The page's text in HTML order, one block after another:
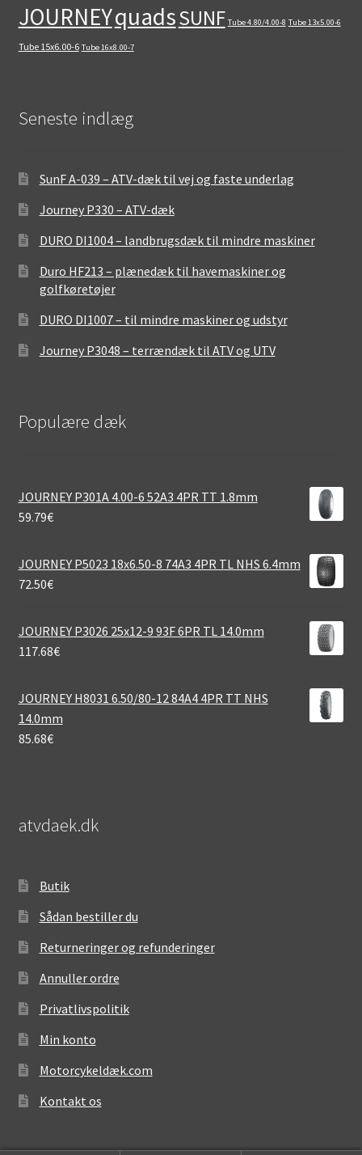
JOURNEYquadsSUNF Tube 4.80/4.00-8 Tube 13x5.00-6
Tube 15x6.00-6 Tube 16x8.00-7
Seneste indlæg
SunF A-039 – ATV-dæk til vej og faste underlag
Journey P330 – ATV-dæk
DURO DI1004 – landbrugsdæk til mindre maskiner
Duro HF213 – plænedæk til havemaskiner og
golfkøretøjer
DURO DI1007 – til mindre maskiner og udstyr
Journey P3048 – terrændæk til ATV og UTV
Populære dæk
JOURNEY P301A 4.00-6 52A3 4PR TT 1.8mm
59.79€
JOURNEY P5023 18x6.50-8 74A3 4PR TL NHS 6.4mm
72.50€
JOURNEY P3026 25x12-9 93F 6PR TL 14.0mm
117.68€
JOURNEY H8031 6.50/80-12 84A4 4PR TT NHS
14.0mm
85.68€
atvdaek.dk
Butik
Sådan bestiller du
Returneringer og refunderinger
Annuller ordre
Privatlivspolitik
Min konto
Motorcykeldæk.com
Kontakt os